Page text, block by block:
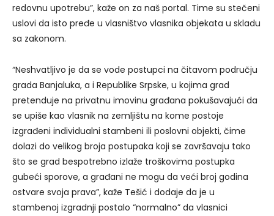
redovnu upotrebu”, kaže on za naš portal. Time su stečeni
uslovi da isto pređe u vlasništvo vlasnika objekata u skladu
sa zakonom.
“Neshvatljivo je da se vode postupci na čitavom području
grada Banjaluka, a i Republike Srpske, u kojima grad
pretenduje na privatnu imovinu građana pokušavajući da
se upiše kao vlasnik na zemljištu na kome postoje
izgrađeni individualni stambeni ili poslovni objekti, čime
dolazi do velikog broja postupaka koji se završavaju tako
što se grad bespotrebno izlaže troškovima postupka
gubeći sporove, a građani ne mogu da veći broj godina
ostvare svoja prava”, kaže Tešić i dodaje da je u
stambenoj izgradnji postalo “normalno” da vlasnici